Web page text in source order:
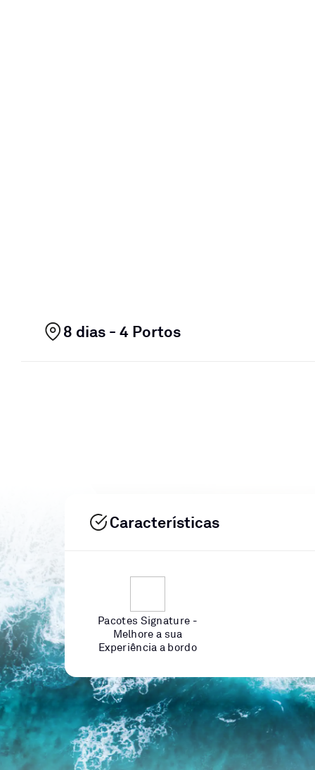
8 dias - 4 Portos
Características
Pacotes Signature -
Melhore a sua
Experiência a bordo